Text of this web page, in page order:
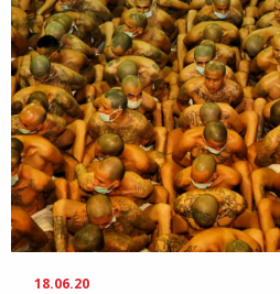
18.06.20